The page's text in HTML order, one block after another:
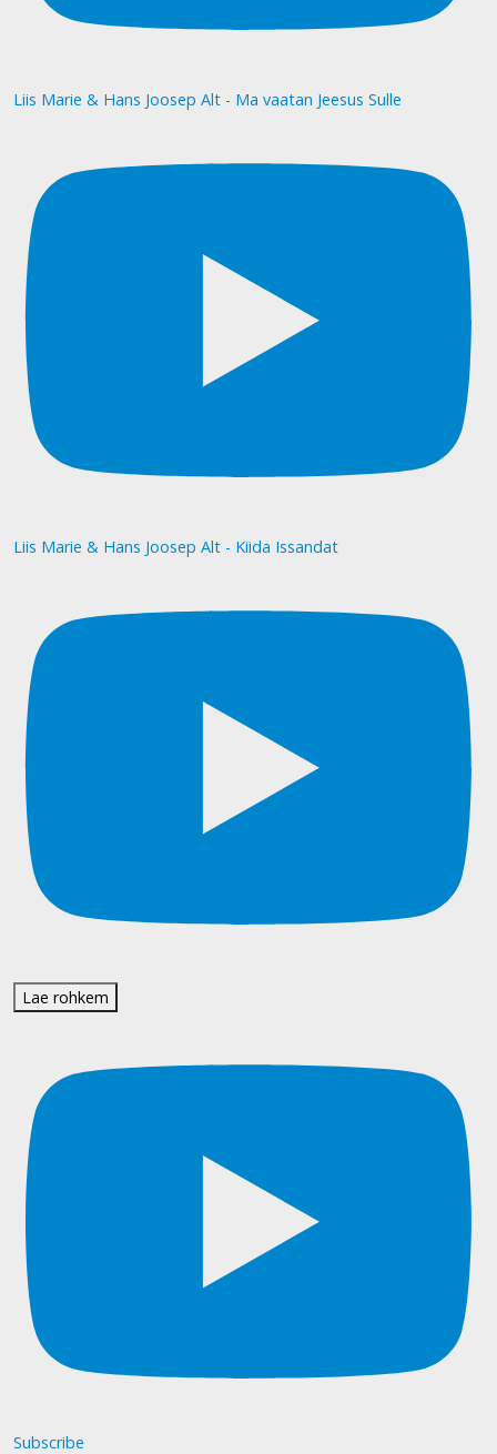
Liis Marie & Hans Joosep Alt - Ma vaatan Jeesus Sulle
Liis Marie & Hans Joosep Alt - Kiida Issandat
Lae rohkem
Subscribe